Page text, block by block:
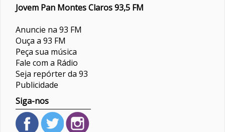
Jovem Pan Montes Claros 93,5 FM
Anuncie na 93 FM
Ouça a 93 FM
Peça sua música
Fale com a Rádio
Seja repórter da 93
Publicidade
Siga-nos